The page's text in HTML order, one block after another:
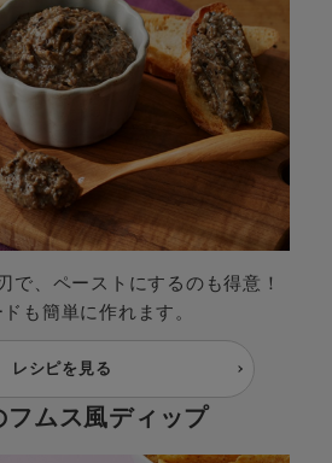
で、ペーストにするのも得意！
も簡単に作れます。
レシピを見る
フムス風ディップ